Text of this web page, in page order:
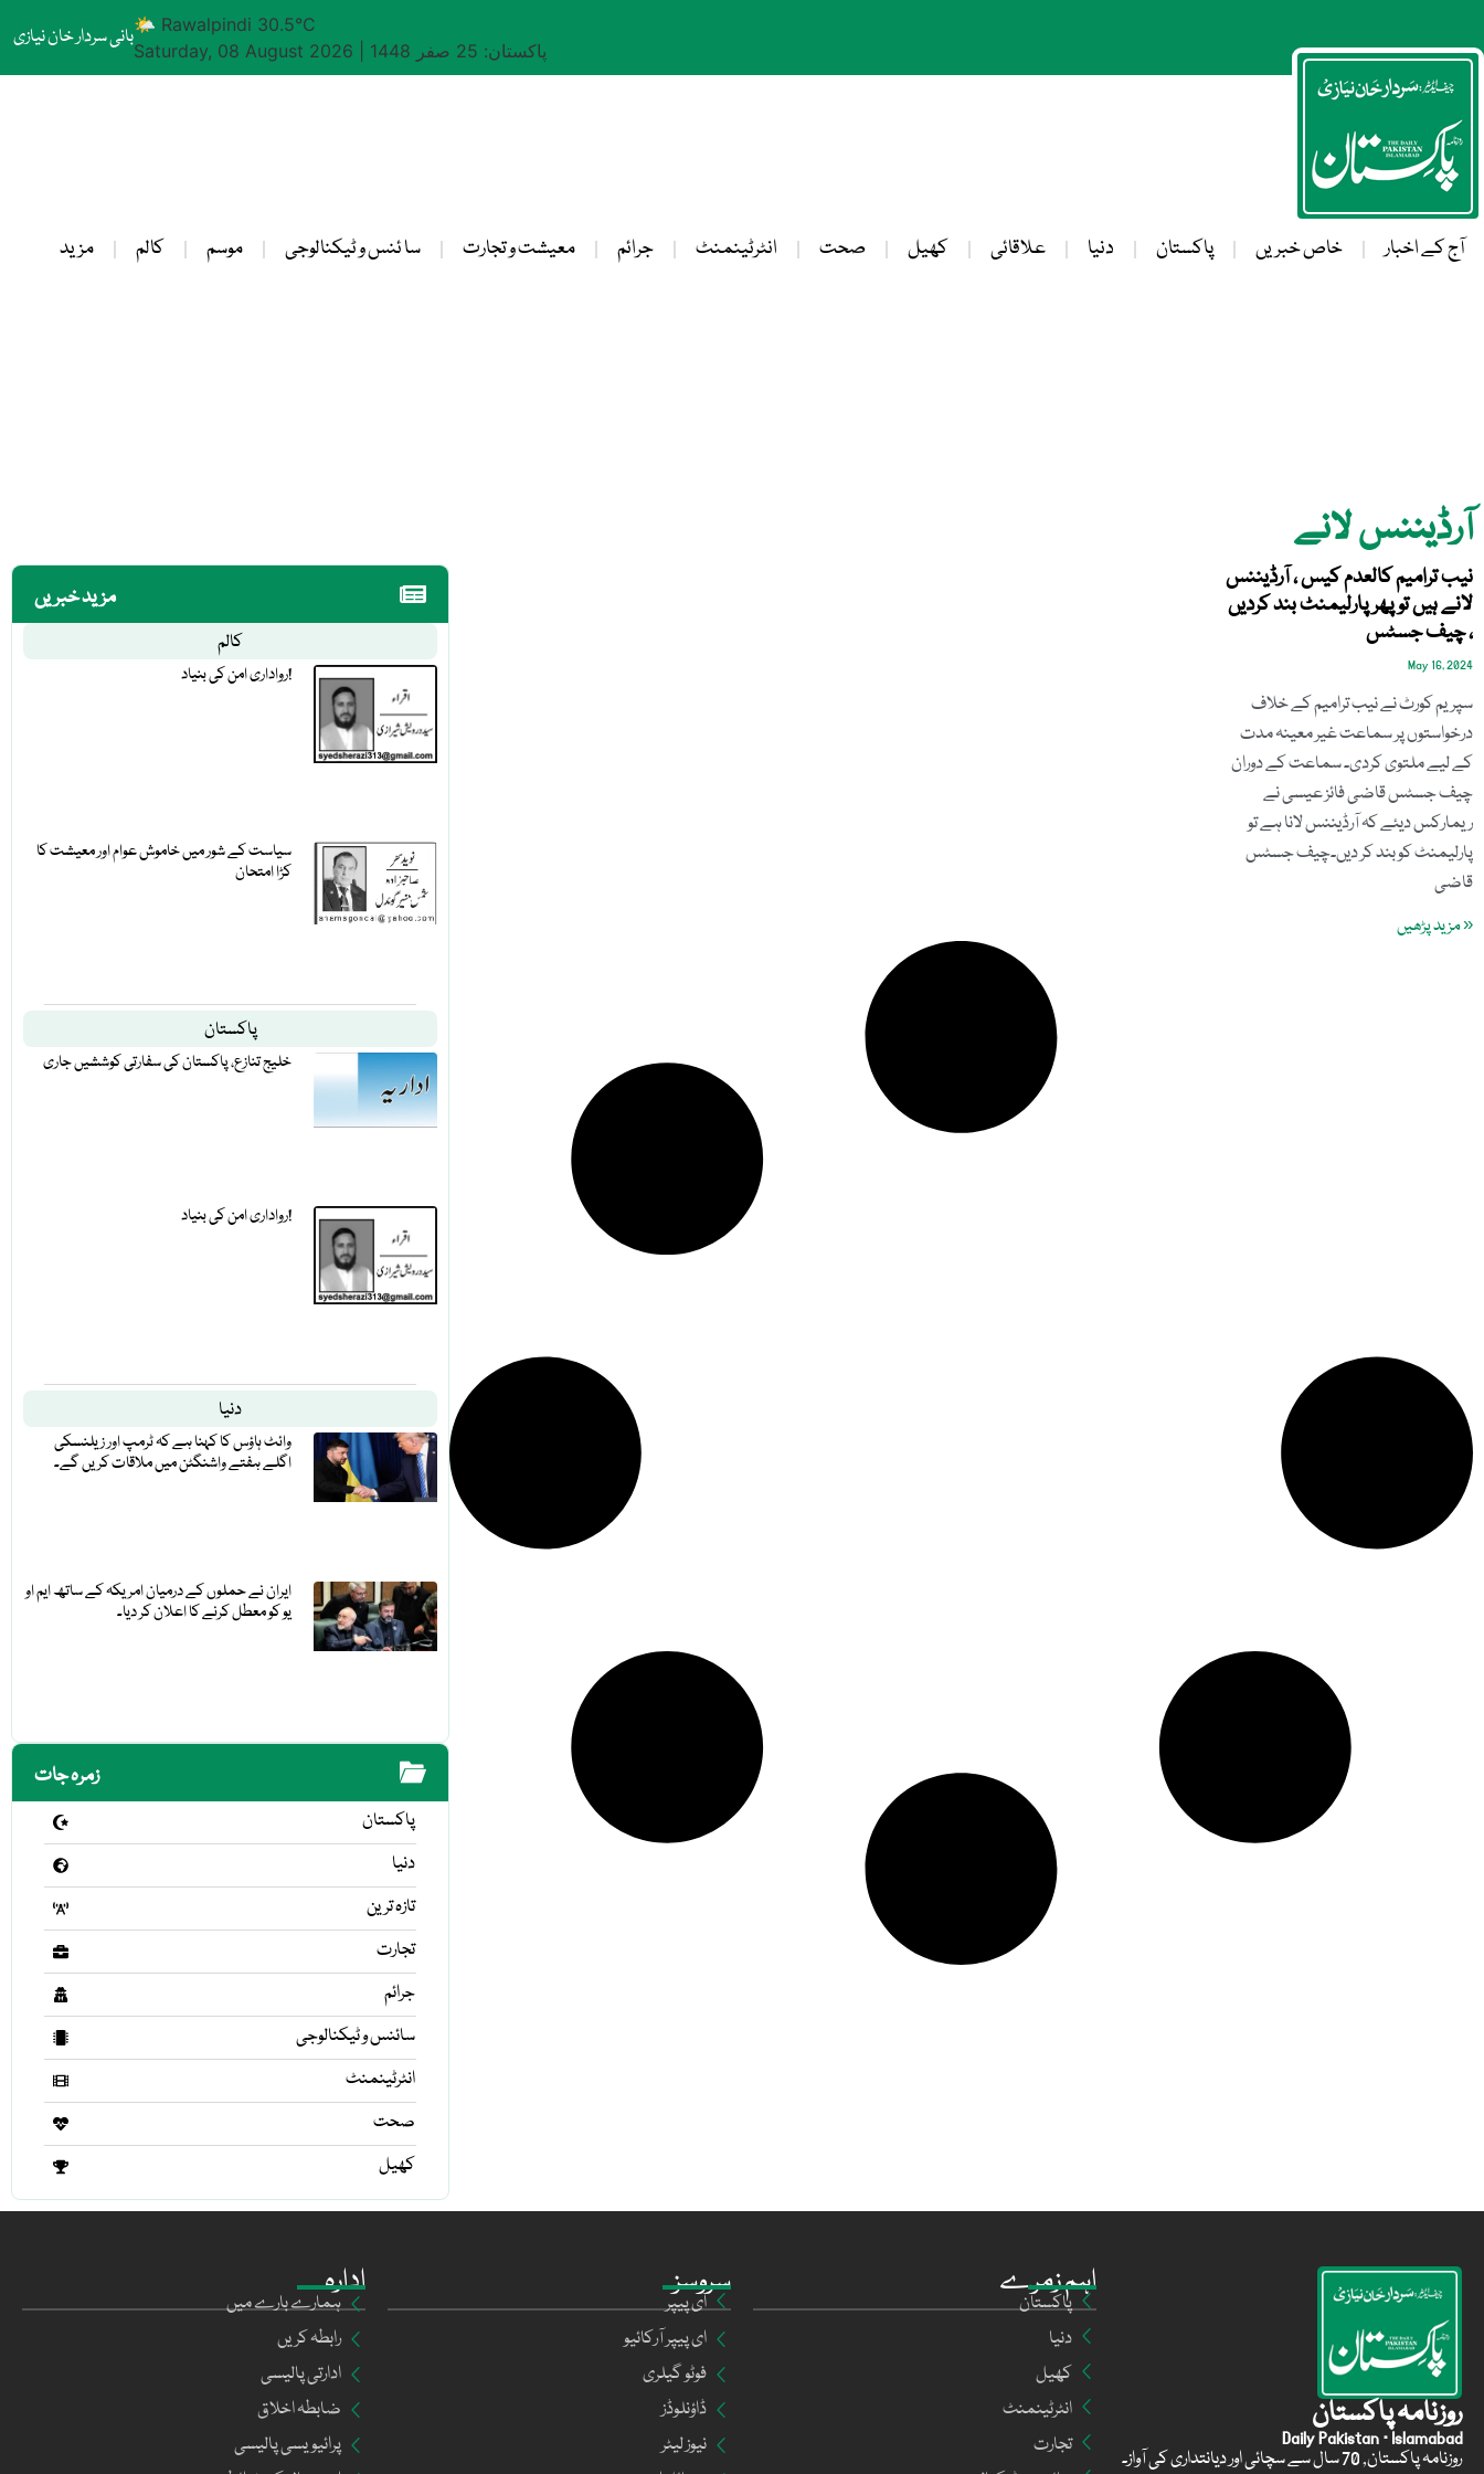
بانی سردار خان نیازی🌤 Rawalpindi 30.5°C
Saturday, 08 August 2026
پاکستان: 25 صفر 1448
آج کے اخبار خاص خبریں پاکستان دنیا علاقائی کھیل صحت انٹرٹینمنٹ جرائم معیشت و تجارت سا ئنس و ٹیکنالوجی موسم کالم مزید
آرڈیننس لانے
مزید خبریں
کالم
رواداری امن کی بنیاد!
سیاست کے شور میں خاموش عوام اور معیشت کا
کڑا امتحان
پاکستان
خلیج تنازع، پاکستان کی سفارتی کوششیں جاری
رواداری امن کی بنیاد!
دنیا
وائٹ ہاؤس کا کہنا ہے کہ ٹرمپ اور زیلنسکی
اگلے ہفتے واشنگٹن میں ملاقات کریں گے۔
ایران نے حملوں کے درمیان امریکہ کے ساتھ ایم او
یو کو معطل کرنے کا اعلان کر دیا۔
زمرہ جات
پاکستان
دنیا
تازہ ترین
تجارت
جرائم
سائنس و ٹیکنالوجی
انٹرٹینمنٹ
صحت
کھیل
نیب ترامیم کالعدم کیس ، آرڈیننس
لانے ہیں تو پھر پارلیمنٹ بند کردیں
، چیف جسٹس
May 16, 2024
سپریم کورٹ نے نیب ترامیم کے خلاف
درخواستوں پر سماعت غیر معینہ مدت
کے لیے ملتوی کردی۔ سماعت کے دوران
چیف جسٹس قاضی فائز عیسی نے
ریمارکس دیئے کہ آرڈیننس لانا ہے تو
پارلیمنٹ کو بند کر دیں۔چیف جسٹس
قاضی
« مزید پڑھیں
ادارہ
ہمارے بارے میں
رابطہ کریں
ادارتی پالیسی
ضابطہ اخلاق
پرائیویسی پالیسی
سروسز
ای پیپر
ای پیپر آرکائیو
فوٹو گیلری
ڈاؤنلوڈز
نیوز لیٹر
اہم زمرے
پاکستان
دنیا
کھیل
انٹرٹینمنٹ
تجارت
روزنامہ پاکستان
Daily Pakistan · Islamabad
روزنامہ پاکستان, 70 سال سے سچائی اور دیانتداری کی آواز۔